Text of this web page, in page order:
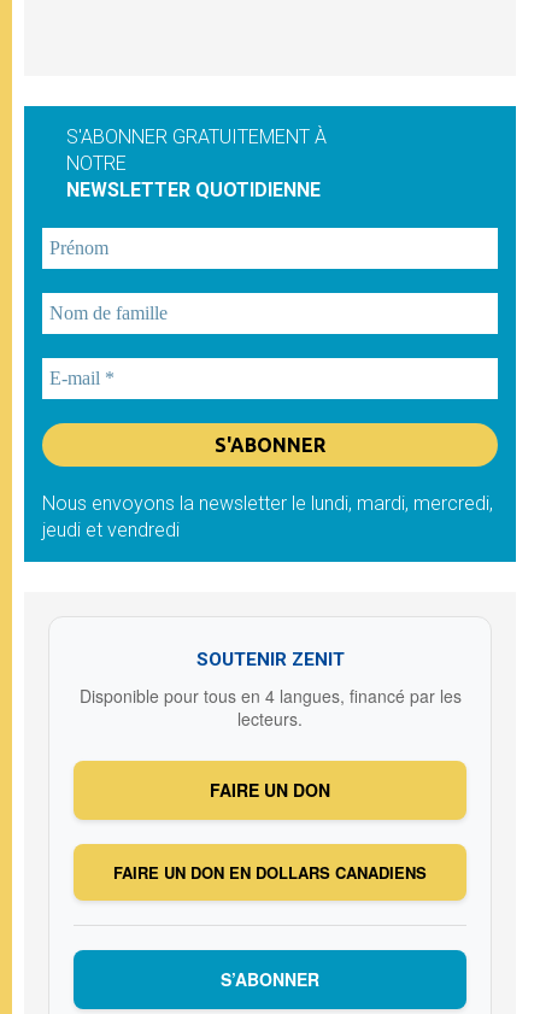
S'ABONNER GRATUITEMENT À
NOTRE
NEWSLETTER QUOTIDIENNE
Nous envoyons la newsletter le lundi, mardi, mercredi,
jeudi et vendredi
SOUTENIR ZENIT
Disponible pour tous en 4 langues, financé par les
lecteurs.
FAIRE UN DON
FAIRE UN DON EN DOLLARS CANADIENS
S’ABONNER